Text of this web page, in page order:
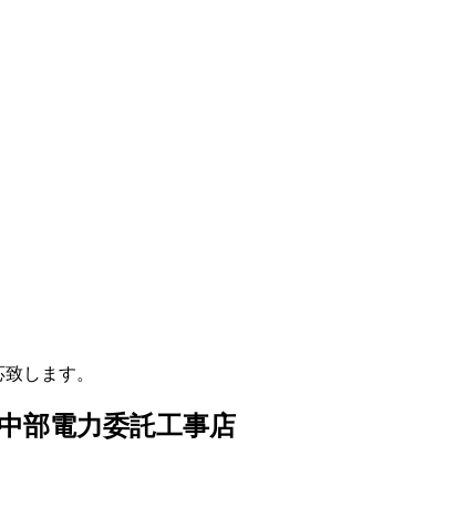
します。
部電力委託工事店